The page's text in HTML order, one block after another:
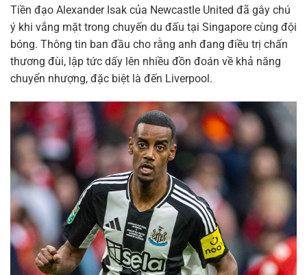
Tiền đạo Alexander Isak của Newcastle United đã gây chú
ý khi vắng mặt trong chuyến du đấu tại Singapore cùng đội
bóng. Thông tin ban đầu cho rằng anh đang điều trị chấn
thương đùi, lập tức dấy lên nhiều đồn đoán về khả năng
chuyển nhượng, đặc biệt là đến Liverpool.